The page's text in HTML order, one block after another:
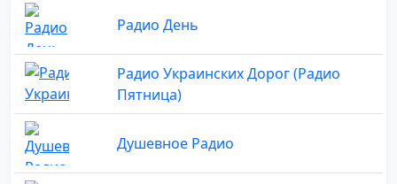
Радио День
Радио Украинских Дорог (Радио
Пятница)
Душевное Радио